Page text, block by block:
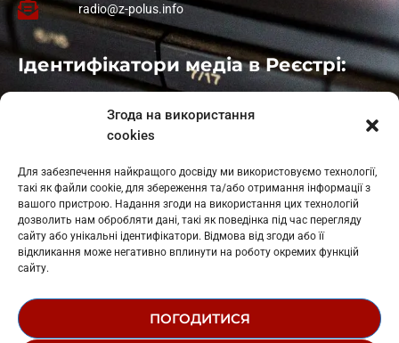
Згода на використання
cookies
Для забезпечення найкращого досвіду ми використовуємо технології,
такі як файли cookie, для збереження та/або отримання інформації з
вашого пристрою. Надання згоди на використання цих технологій
дозволить нам обробляти дані, такі як поведінка під час перегляду
сайту або унікальні ідентифікатори. Відмова від згоди або її
відкликання може негативно вплинути на роботу окремих функцій
сайту.
ПОГОДИТИСЯ
radio@z-polus.info
Ідентифікатори медіа в Реєстрі:
: L11-01410
: L11-01801
Косів: L11-01805
Гарасимів: L11-02274